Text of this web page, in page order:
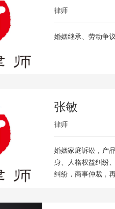
律师
婚姻继承、劳动争
张敏
律师
婚姻家庭诉讼，产
身、人格权益纠纷
纠纷，商事仲裁，